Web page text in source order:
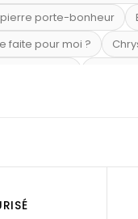
porte-bonheur
faite pour moi ?
bracelets de pierres